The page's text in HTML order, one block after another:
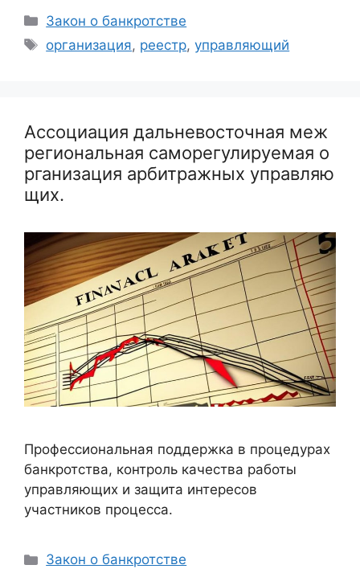
Рубрики
Закон о банкротстве
Метки
организация, реестр,управляющий
Ассоциация дальневосточная меж
региональная саморегулируемая о
рганизация арбитражных управляю
щих.
Профессиональная поддержка в процедурах
банкротства, контроль качества работы
управляющих и защита интересов
участников процесса.
Рубрики
Закон о банкротстве